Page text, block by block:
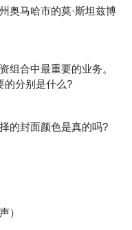
奥马哈市的莫·斯坦兹博
组合中最重要的业务。
的分别是什么?
的封面颜色是真的吗?
）